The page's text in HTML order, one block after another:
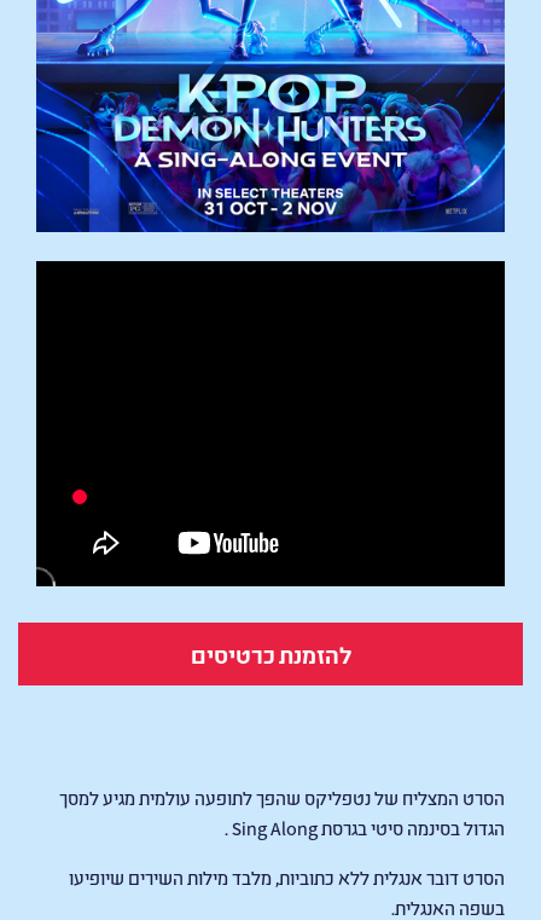
להזמנת כרטיסים
הסרט המצליח של נטפליקס שהפך לתופעה עולמית מגיע למסך
הגדול בסינמה סיטי בגרסת Sing Along .
הסרט דובר אנגלית ללא כתוביות, מלבד מילות השירים שיופיעו
בשפה האנגלית.